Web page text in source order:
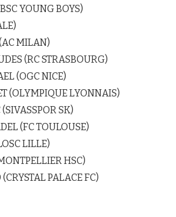
YOUNG BOYS)
MILAN)
(RC STRASBOURG)
(OGC NICE)
(OLYMPIQUE LYONNAIS)
SK)
(FC TOULOUSE)
LILLE)
HSC)
PALACE FC)